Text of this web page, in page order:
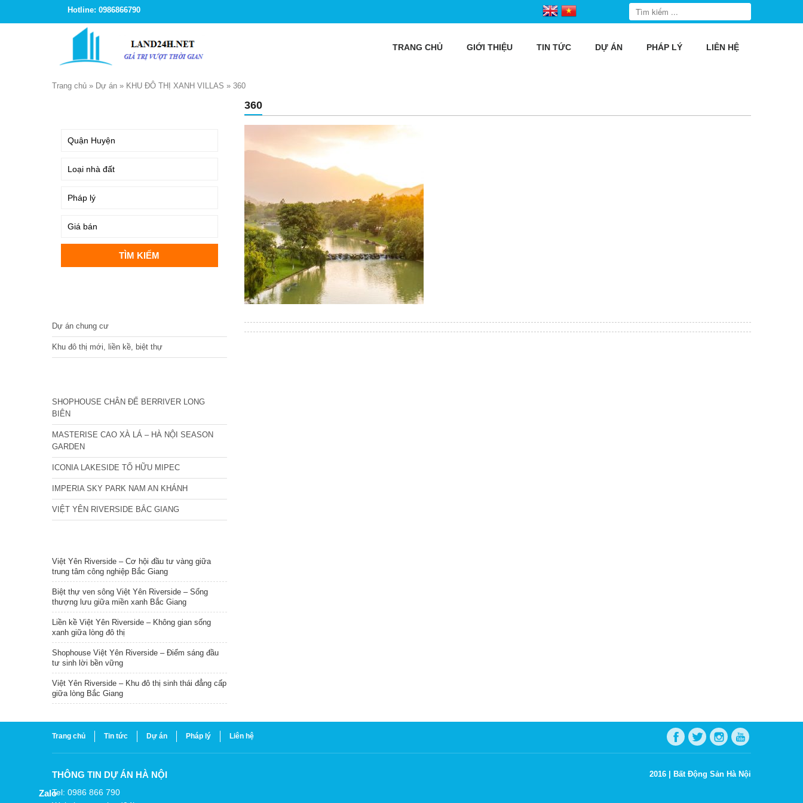
Hotline: 0986866790
TRANG CHỦ GIỚI THIỆU TIN TỨC DỰ ÁN PHÁP LÝ LIÊN HỆ
Trang chủ » Dự án » KHU ĐÔ THỊ XANH VILLAS » 360
360
Dự án chung cư
Khu đô thị mới, liền kề, biệt thự
SHOPHOUSE CHÂN ĐẾ BERRIVER LONG
BIÊN
MASTERISE CAO XÀ LÁ – HÀ NỘI SEASON
GARDEN
ICONIA LAKESIDE TỐ HỮU MIPEC
IMPERIA SKY PARK NAM AN KHÁNH
VIỆT YÊN RIVERSIDE BẮC GIANG
Việt Yên Riverside – Cơ hội đầu tư vàng giữa
trung tâm công nghiệp Bắc Giang
Biệt thự ven sông Việt Yên Riverside – Sống
thượng lưu giữa miền xanh Bắc Giang
Liền kề Việt Yên Riverside – Không gian sống
xanh giữa lòng đô thị
Shophouse Việt Yên Riverside – Điểm sáng đầu
tư sinh lời bền vững
Việt Yên Riverside – Khu đô thị sinh thái đẳng cấp
giữa lòng Bắc Giang
Trang chủ Tin tức Dự án Pháp lý Liên hệ
THÔNG TIN DỰ ÁN HÀ NỘI
Tel: 0986 866 790
2016 | Bất Động Sản Hà Nội
Zalo